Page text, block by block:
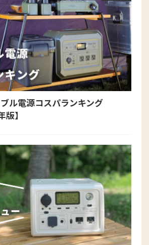
ブル電源コスパランキング
】